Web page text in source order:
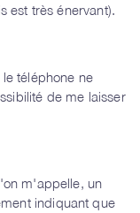
est très énervant).
téléphone ne
de me laisser
m'appelle, un
indiquant que